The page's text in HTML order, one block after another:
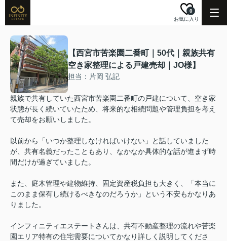
お気に入り
0
【西宮市苦楽園二番町｜50代｜親族共有
空き家整理による戸建売却｜JO様】
担当：片岡 弘記
親族で共有していた西宮市苦楽園二番町の戸建について、空き家
状態が長く続いていたため、将来的な相続問題や管理負担を考え
て売却をお願いしました。
以前から「いつか整理しなければいけない」と話していました
が、共有名義だったこともあり、なかなか具体的な話が進まず時
間だけが過ぎていました。
また、庭木管理や建物維持、固定資産税負担も大きく、「本当に
このまま保有し続けるべきなのだろうか」という不安もかなりあ
りました。
インフィニティエステートさんは、共有不動産整理の流れや苦楽
園エリア特有の住宅需要についてかなり詳しく説明してくださ